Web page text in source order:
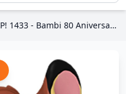
¡ Funko POP! 1433 - Bambi 80 Aniversario - Disney